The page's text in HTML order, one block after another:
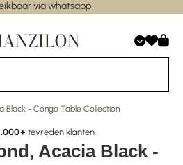
via whatsapp
Black - Congo Table Collection
tevreden klanten
Acacia Black -